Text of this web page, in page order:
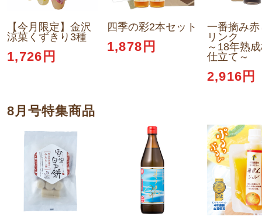
【今月限定】金沢
涼菓くずきり3種
1,726円
四季の彩2本セット
1,878円
一番摘み
リンク
～18年熟
仕立て～
2,916円
8月号特集商品